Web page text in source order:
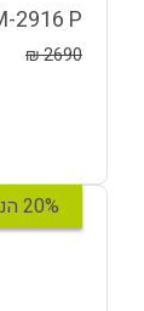
2916 P
2690
₪
20% הנחה